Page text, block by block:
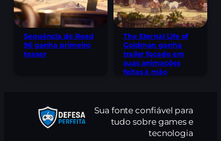
Sequência de Road
96 ganha primeiro
teaser
The Eternal Life of
Goldman ganha
trailer focado em
suas animações
feitas à mão
Sua fonte confiável para
tudo sobre games e
tecnologia